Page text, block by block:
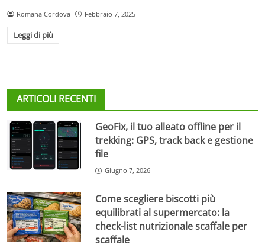
Romana Cordova Febbraio 7, 2025
Leggi di più
ARTICOLI RECENTI
GeoFix, il tuo alleato offline per il
trekking: GPS, track back e gestione
file
Giugno 7, 2026
Come scegliere biscotti più
equilibrati al supermercato: la
check-list nutrizionale scaffale per
scaffale